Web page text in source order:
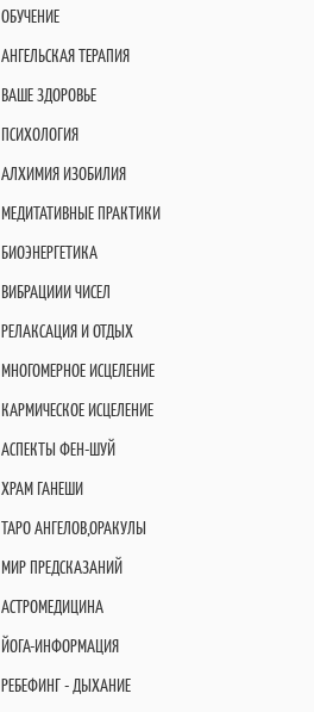
ОБУЧЕНИЕ
АНГЕЛЬСКАЯ ТЕРАПИЯ
ВАШЕ ЗДОРОВЬЕ
ПСИХОЛОГИЯ
АЛХИМИЯ ИЗОБИЛИЯ
МЕДИТАТИВНЫЕ ПРАКТИКИ
БИОЭНЕРГЕТИКА
ВИБРАЦИИИ ЧИСЕЛ
РЕЛАКСАЦИЯ И ОТДЫХ
МНОГОМЕРНОЕ ИСЦЕЛЕНИЕ
КАРМИЧЕСКОЕ ИСЦЕЛЕНИЕ
АСПЕКТЫ ФЕН-ШУЙ
ХРАМ ГАНЕШИ
ТАРО АНГЕЛОВ,ОРАКУЛЫ
МИР ПРЕДСКАЗАНИЙ
АСТРОМЕДИЦИНА
ЙОГА-ИНФОРМАЦИЯ
РЕБЕФИНГ - ДЫХАНИЕ